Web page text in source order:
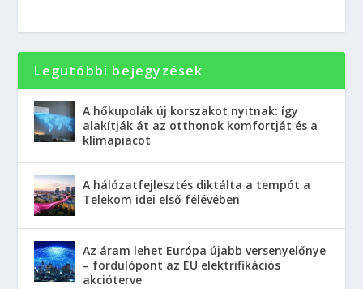
Legutóbbi bejegyzések
A hőkupolák új korszakot nyitnak: így
alakítják át az otthonok komfortját és a
klímapiacot
A hálózatfejlesztés diktálta a tempót a
Telekom idei első félévében
Az áram lehet Európa újabb versenyelőnye
– fordulópont az EU elektrifikációs
akcióterve